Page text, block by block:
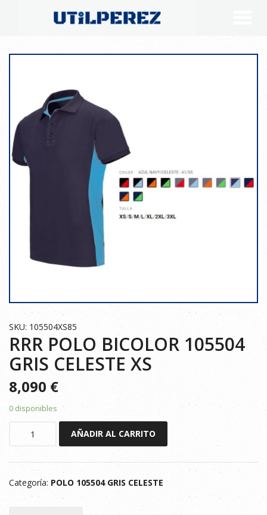
SKU: 105504XS85
RRR POLO BICOLOR 105504
GRIS CELESTE XS
8,090 €
0 disponibles
BICOLOR
105504
GRIS
CELESTE
AÑADIR AL CARRITO
Categoría: POLO 105504 GRIS CELESTE